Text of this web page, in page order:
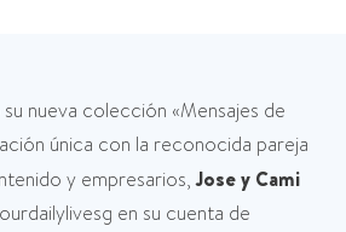
nueva colección «Mensajes de
única con la reconocida pareja
y empresarios,Jose y Cami
en su cuenta de